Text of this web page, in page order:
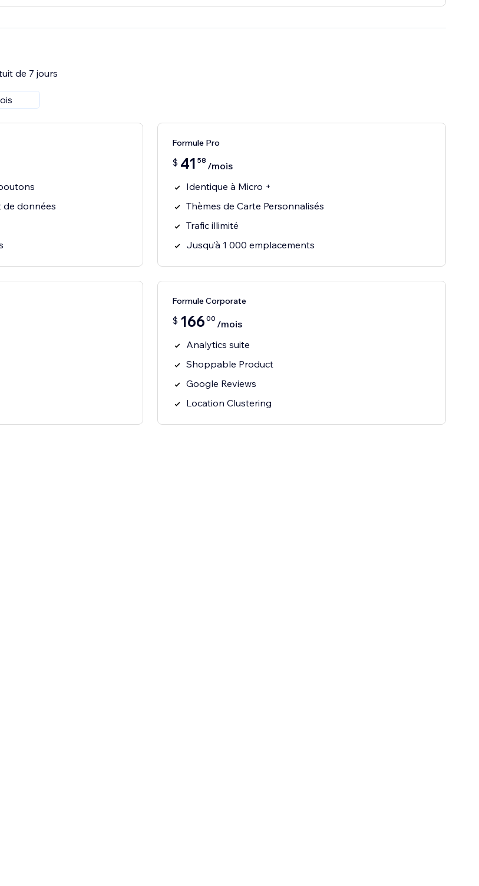
de 7 jours
données
Formule Pro
$ 41 58 /mois
Identique à Micro +
Thèmes de Carte Personnalisés
Trafic illimité
Jusqu’à 1 000 emplacements
Formule Corporate
$ 166 00 /mois
Analytics suite
Shoppable Product
Google Reviews
Location Clustering